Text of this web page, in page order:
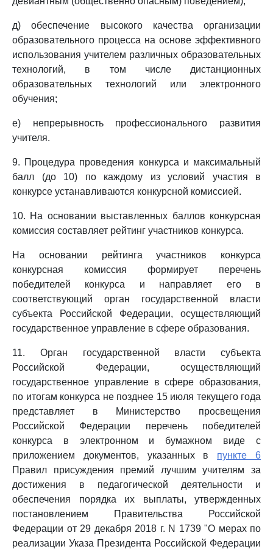
д) обеспечение высокого качества организации
образовательного процесса на основе эффективного
использования учителем различных образовательных
технологий, в том числе дистанционных
образовательных технологий или электронного
обучения;
е) непрерывность профессионального развития
учителя.
9. Процедура проведения конкурса и максимальный
балл (до 10) по каждому из условий участия в
конкурсе устанавливаются конкурсной комиссией.
10. На основании выставленных баллов конкурсная
комиссия составляет рейтинг участников конкурса.
На основании рейтинга участников конкурса
конкурсная комиссия формирует перечень
победителей конкурса и направляет его в
соответствующий орган государственной власти
субъекта Российской Федерации, осуществляющий
государственное управление в сфере образования.
11. Орган государственной власти субъекта
Российской Федерации, осуществляющий
государственное управление в сфере образования,
по итогам конкурса не позднее 15 июля текущего года
представляет в Министерство просвещения
Российской Федерации перечень победителей
конкурса в электронном и бумажном виде с
приложением документов, указанных в пункте 6
Правил присуждения премий лучшим учителям за
достижения в педагогической деятельности и
обеспечения порядка их выплаты, утвержденных
постановлением Правительства Российской
Федерации от 29 декабря 2018 г. N 1739 "О мерах по
реализации Указа Президента Российской Федерации